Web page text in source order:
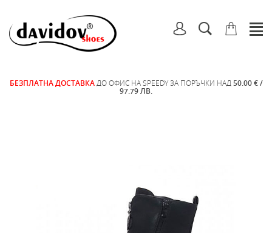
БЕЗПЛАТНА ДОСТАВКА ДО ОФИС НА SPEEDY ЗА ПОРЪЧКИ НАД 50.00 € /
97.79 ЛВ.